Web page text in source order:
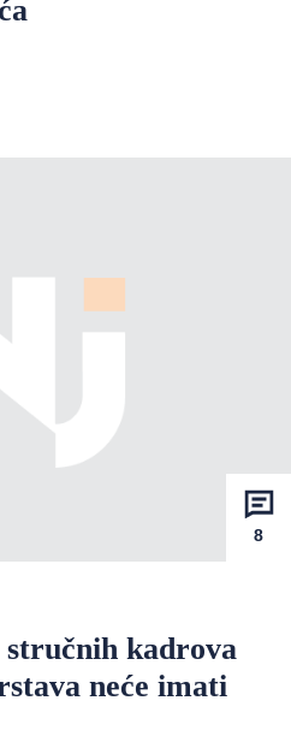
8
stručnih kadrova
neće imati